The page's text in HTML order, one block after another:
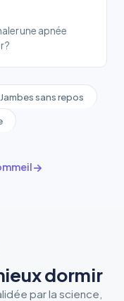
une apnée
?
Jambes sans repos
dormir
par la science,